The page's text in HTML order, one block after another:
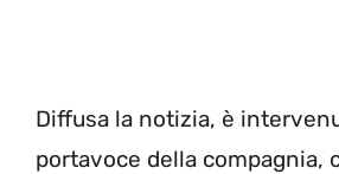
Diffusa la notizia, è
portavoce della compagnia,